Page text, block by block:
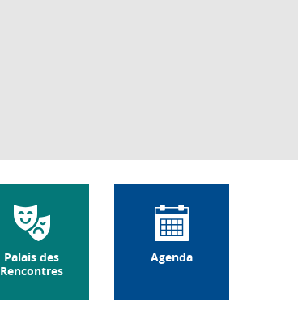
Palais des
Rencontres
Agenda